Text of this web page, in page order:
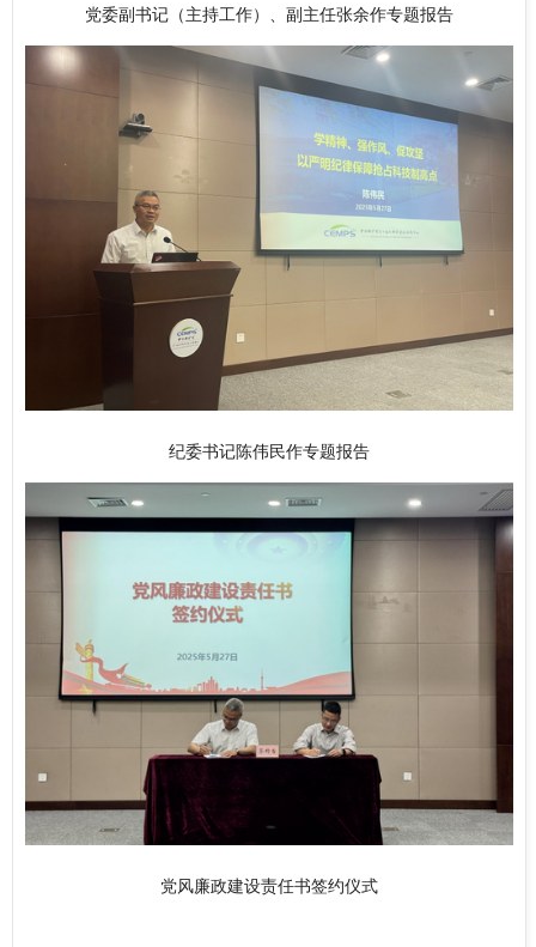
党委副书记（主持工作）、副主任张余作专题报告
纪委书记陈伟民作专题报告
党风廉政建设责任书签约仪式